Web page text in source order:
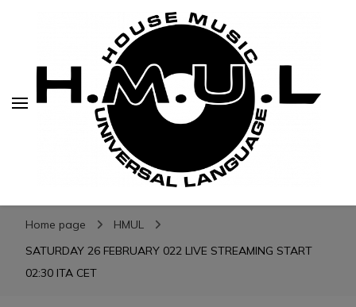
H.M.U.L.
H.M.U.L.
www.housemusicuniversallanguage.com
Home page
HMUL
SATURDAY 26 FEBRUARY 022 LIVE STREAMING START
02:30 ITA CET